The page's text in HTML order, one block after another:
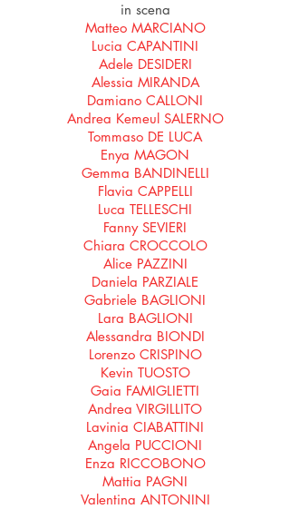
in scena
Matteo MARCIANO
Lucia CAPANTINI
Adele DESIDERI
Alessia MIRANDA
Damiano CALLONI
Andrea Kemeul SALERNO
Tommaso DE LUCA
Enya MAGON
Gemma BANDINELLI
Flavia CAPPELLI
Luca TELLESCHI
Fanny SEVIERI
Chiara CROCCOLO
Alice PAZZINI
Daniela PARZIALE
Gabriele BAGLIONI
Lara BAGLIONI
Alessandra BIONDI
Lorenzo CRISPINO
Kevin TUOSTO
Gaia FAMIGLIETTI
Andrea VIRGILLITO
Lavinia CIABATTINI
Angela PUCCIONI
Enza RICCOBONO
Mattia PAGNI
Valentina ANTONINI